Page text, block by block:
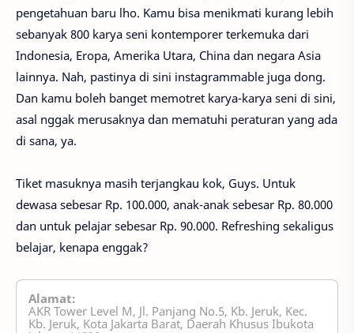
pengetahuan baru lho. Kamu bisa menikmati kurang lebih
sebanyak 800 karya seni kontemporer terkemuka dari
Indonesia, Eropa, Amerika Utara, China dan negara Asia
lainnya. Nah, pastinya di sini instagrammable juga dong.
Dan kamu boleh banget memotret karya-karya seni di sini,
asal nggak merusaknya dan mematuhi peraturan yang ada
di sana, ya.
Tiket masuknya masih terjangkau kok, Guys. Untuk
dewasa sebesar Rp. 100.000, anak-anak sebesar Rp. 80.000
dan untuk pelajar sebesar Rp. 90.000. Refreshing sekaligus
belajar, kenapa enggak?
Alamat:
AKR Tower Level M, Jl. Panjang No.5, Kb. Jeruk, Kec.
Kb. Jeruk, Kota Jakarta Barat, Daerah Khusus Ibukota